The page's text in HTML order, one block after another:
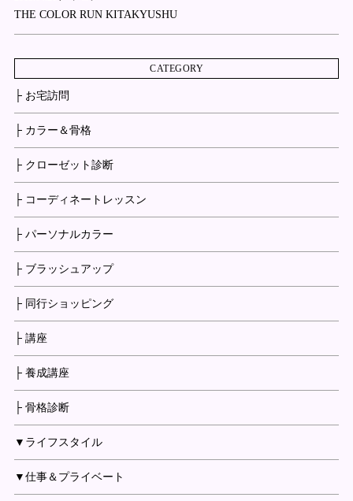
THE COLOR RUN KITAKYUSHU
CATEGORY
├ お宅訪問
├ カラー＆骨格
├ クローゼット診断
├ コーディネートレッスン
├ パーソナルカラー
├ ブラッシュアップ
├ 同行ショッピング
├ 講座
├ 養成講座
├ 骨格診断
▼ライフスタイル
▼仕事＆プライベート